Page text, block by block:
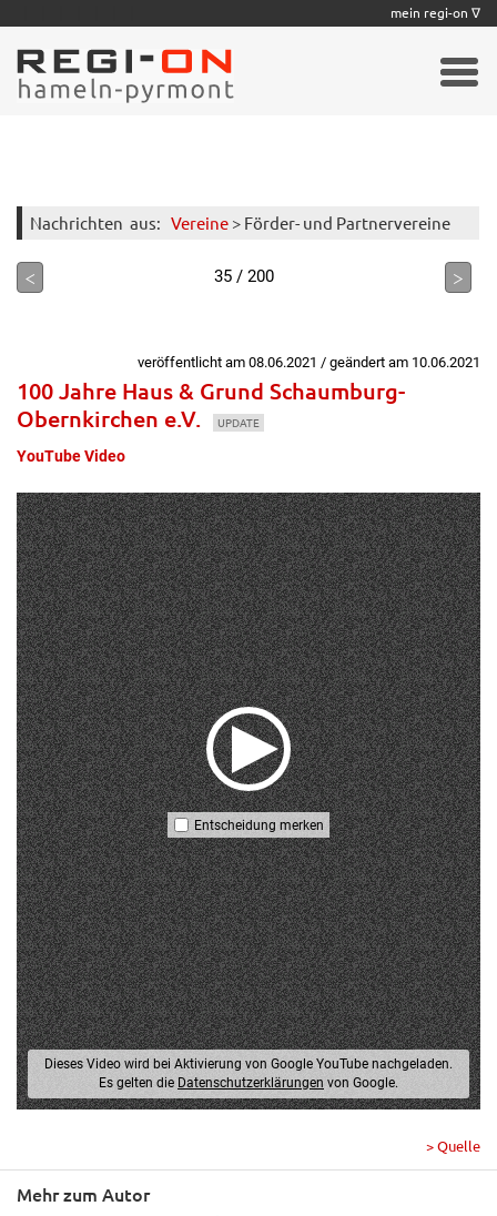
Nachrichten aus: Vereine > Förder- und Partnervereine
< 35 / 200 >
veröffentlicht am 08.06.2021 / geändert am 10.06.2021
100 Jahre Haus & Grund Schaumburg-
Obernkirchen e.V.
UPDATE
YouTube Video
Entscheidung merken
Dieses Video wird bei Aktivierung von Google YouTube nachgeladen.
Es gelten die Datenschutzerklärungen von Google.
> Quelle
Mehr zum Autor
mein regi-on ∇